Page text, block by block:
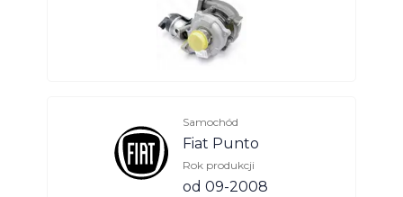
Samochód
Fiat Punto
Rok produkcji
od 09-2008